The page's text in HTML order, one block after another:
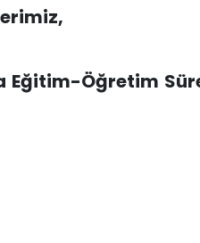
Eğitim-Öğretim